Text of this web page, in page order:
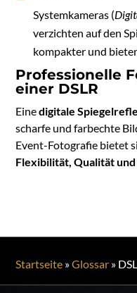
Systemkameras (
verzichten auf den
kompakter und
Professionelle
einer DSLR
Einedigitale
scharfe und farbechte
Event-Fotografie bietet
Flexibilität, Qualität
Startseite »Glossar »